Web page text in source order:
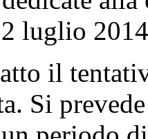
di
Tucci,
luglio